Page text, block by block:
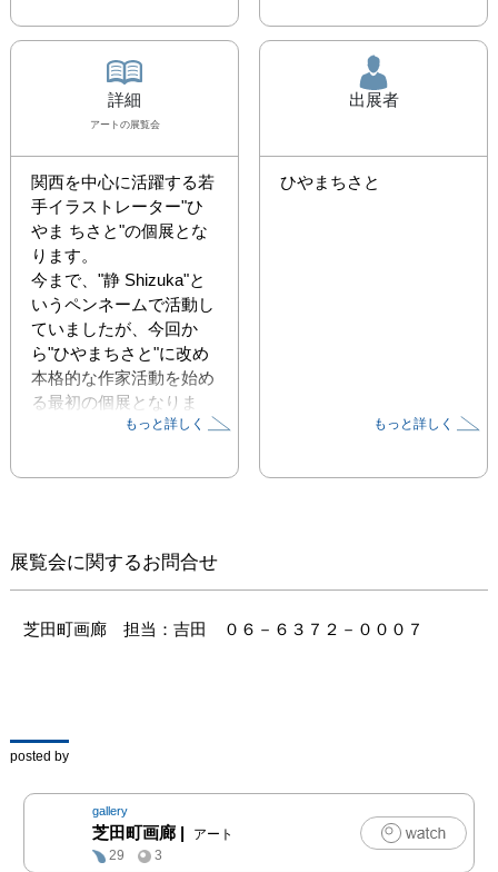
詳細
アート の展覧会
関西を中心に活躍する若
手イラストレーター"ひ
やま ちさと"の個展とな
ります。
今まで、"静 Shizuka"と
いうペンネームで活動し
ていましたが、今回か
ら"ひやまちさと"に改め
本格的な作家活動を始め
る最初の個展となりま
もっと詳しく
出展者
ひやまちさと
もっと詳しく
展覧会に関するお問合せ
芝田町画廊　担当：吉田　０６－６３７２－０００７
posted by
gallery
芝田町画廊 |
アート
29
3